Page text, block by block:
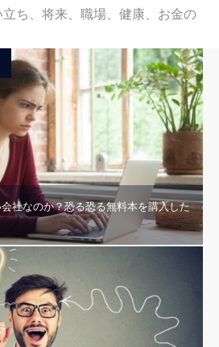
ち、将来、職場、健康、お金の
社なのか？恐る恐る無料本を購入した